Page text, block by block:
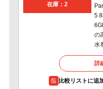
在庫：2
5
の
水
詳
比較リストに追